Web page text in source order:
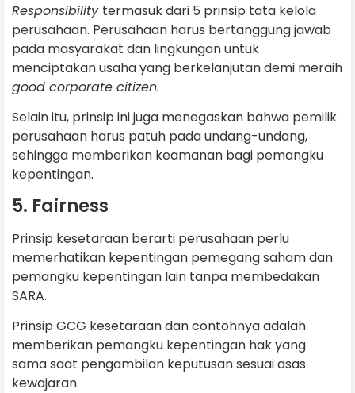
Responsibility termasuk dari 5 prinsip tata kelola
perusahaan. Perusahaan harus bertanggung jawab
pada masyarakat dan lingkungan untuk
menciptakan usaha yang berkelanjutan demi meraih
good corporate citizen.
Selain itu, prinsip ini juga menegaskan bahwa pemilik
perusahaan harus patuh pada undang-undang,
sehingga memberikan keamanan bagi pemangku
kepentingan.
5. Fairness
Prinsip kesetaraan berarti perusahaan perlu
memerhatikan kepentingan pemegang saham dan
pemangku kepentingan lain tanpa membedakan
SARA.
Prinsip GCG kesetaraan dan contohnya adalah
memberikan pemangku kepentingan hak yang
sama saat pengambilan keputusan sesuai asas
kewajaran.